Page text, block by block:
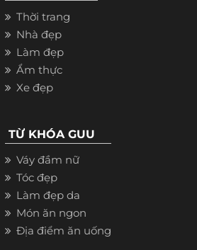
Thời trang
Nhà đẹp
Làm đẹp
Ẩm thực
Xe đẹp
TỪ KHÓA GUU
Váy đầm nữ
Tóc đẹp
Làm đẹp da
Món ăn ngon
Địa điểm ăn uống